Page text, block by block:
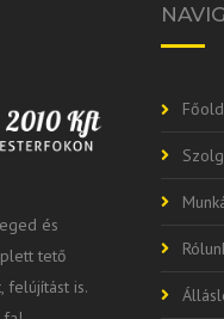
és
tető
felújítást is.